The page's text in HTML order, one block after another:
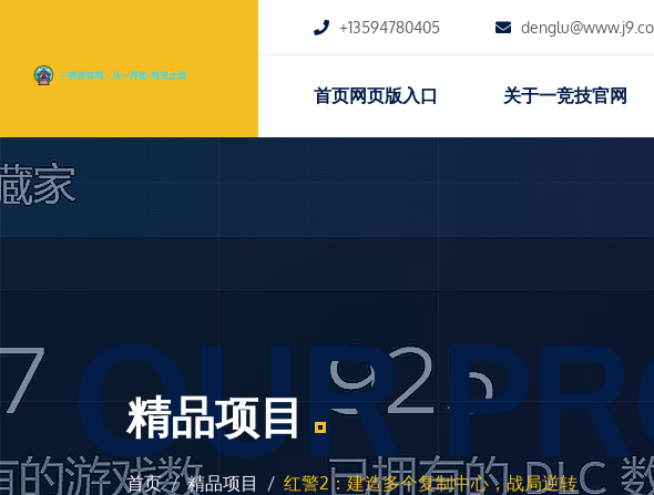
+13594780405
首页网页版入口 关于一竞技官网
OUR
精品项目
首页 精品项目 红警2：建造多个复制中心，战局逆转